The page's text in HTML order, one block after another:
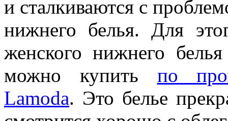
и сталкиваются с
нижнего белья.Для
женского нижнего
можно купить по
Lamoda. Это белье